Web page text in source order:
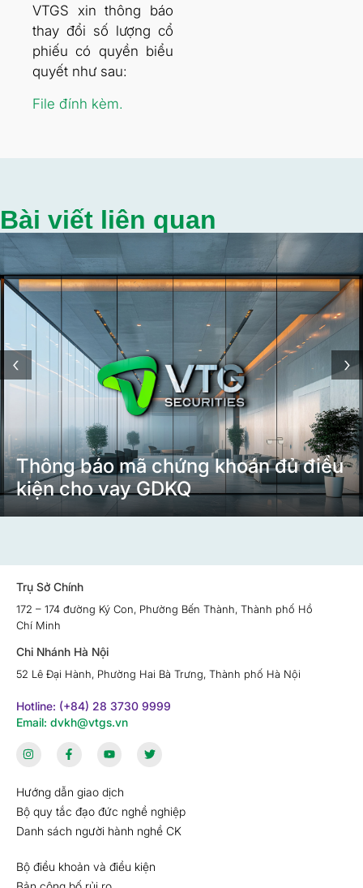
VTGS xin thông báo
thay đổi số lượng cổ
phiếu có quyền biểu
quyết như sau:
File đính kèm.
Bài viết liên quan
Thông báo mã chứng khoán đủ điều
kiện cho vay GDKQ
‹ ›
Trụ Sở Chính
172 – 174 đường Ký Con, Phường Bến Thành, Thành phố Hồ
Chí Minh
Chi Nhánh Hà Nội
52 Lê Đại Hành, Phường Hai Bà Trưng, Thành phố Hà Nội
Hotline: (+84) 28 3730 9999
Email: dvkh@vtgs.vn
Hướng dẫn giao dịch
Bộ quy tắc đạo đức nghề nghiệp
Danh sách người hành nghề CK
Bộ điều khoản và điều kiện